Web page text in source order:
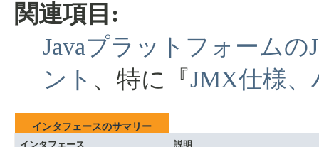
関連項目:
Javaプラットフォーム
ント 、特に『JMX仕様、
インタフェースのサマリー
インタフェース
説明